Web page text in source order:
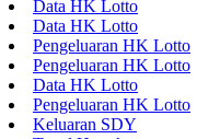
Data HK Lotto
Data HK Lotto
Pengeluaran HK Lotto
Pengeluaran HK Lotto
Data HK Lotto
Pengeluaran HK Lotto
Keluaran SDY